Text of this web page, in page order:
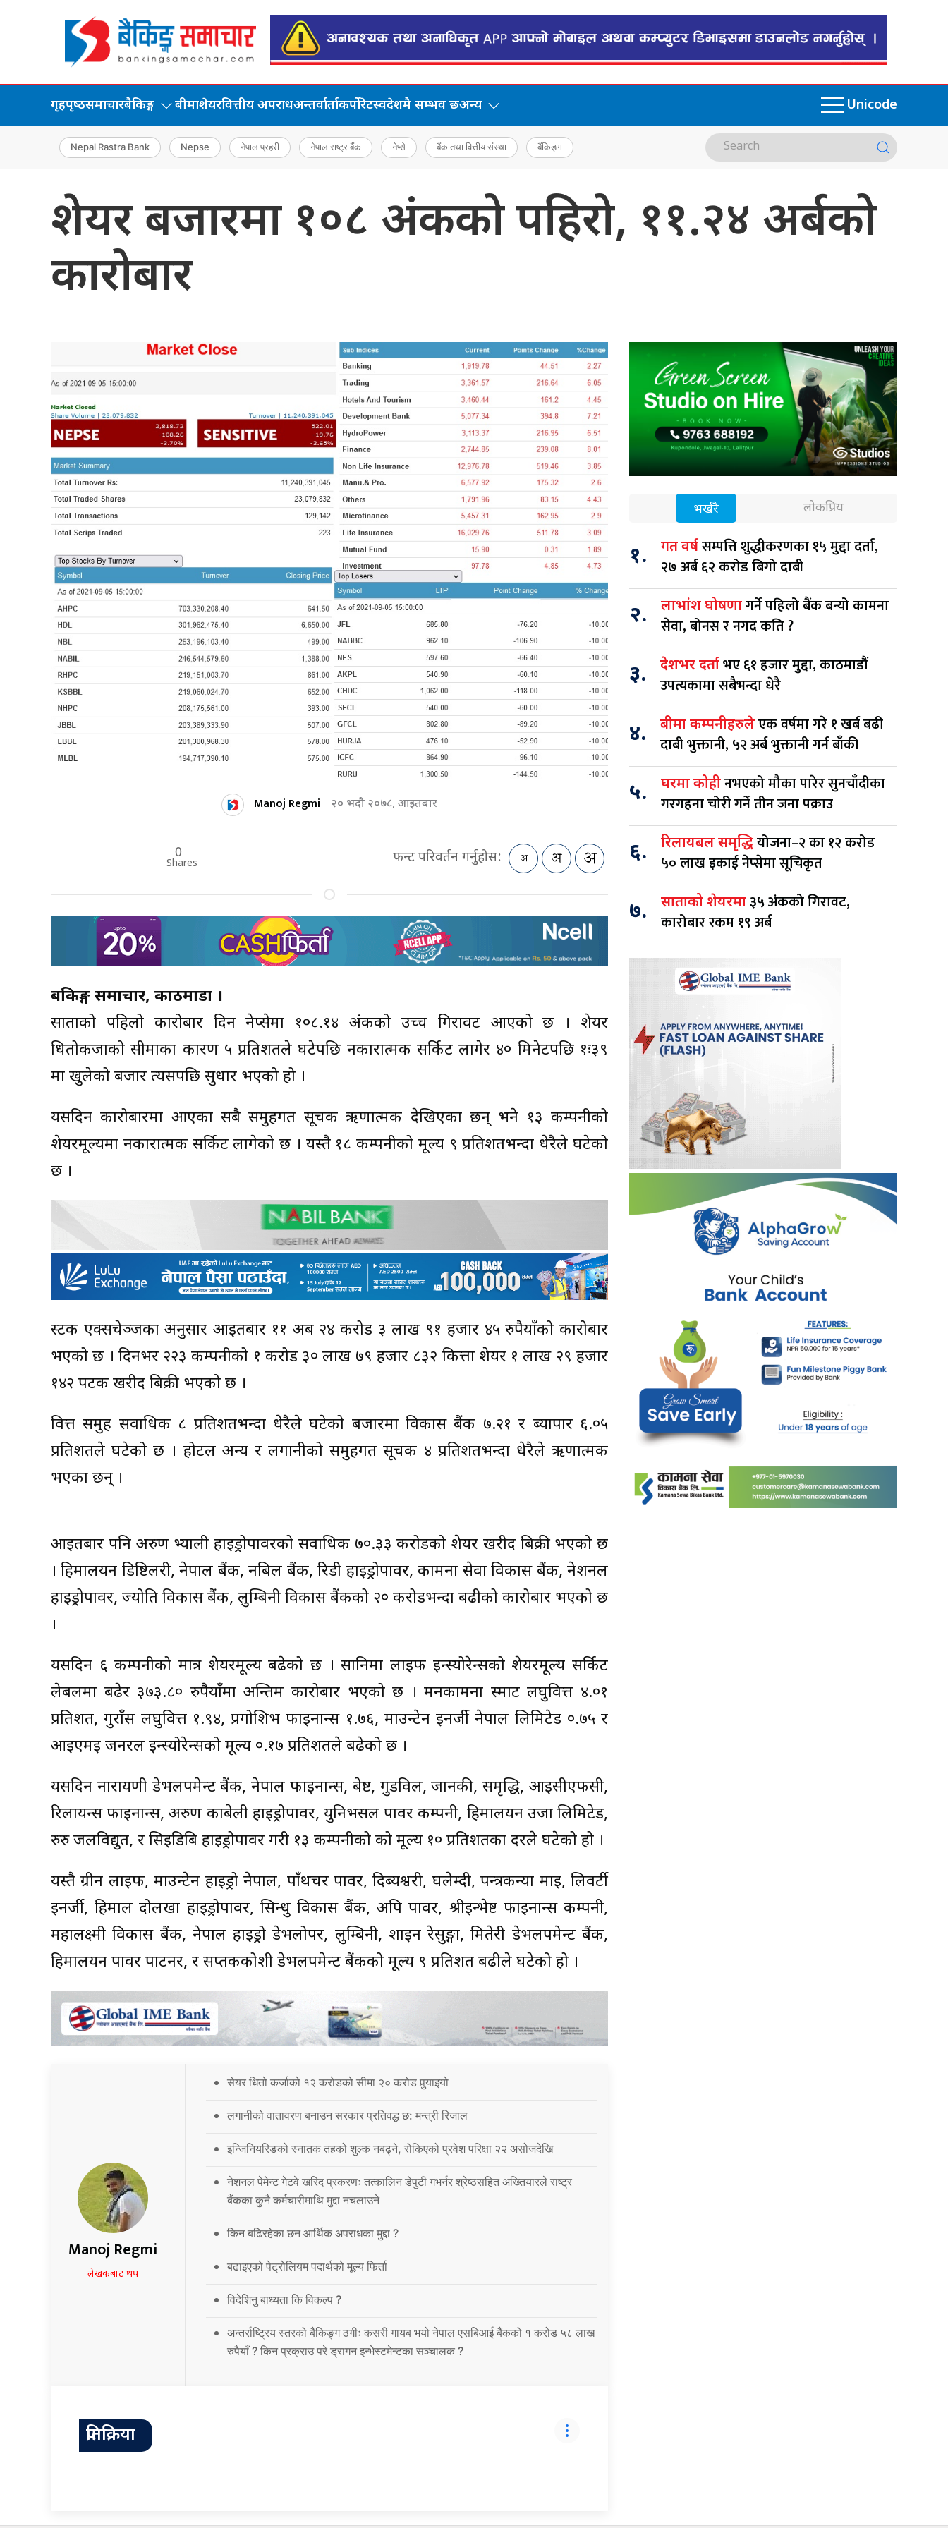
गृहपृष्‍ठसमाचारबैकिङ्ग बीमाशेयरवित्तीय अपराधअन्तर्वार्ताकर्पोरेटस्वदेशमै सम्भव छअन्य Unicode
Nepal Rastra Bank Nepse नेपाल प्रहरी नेपाल राष्ट्र बैंक नेप्से बैंक तथा वित्तीय संस्था बैंकिङ्ग
शेयर बजारमा १०८ अंकको पहिरो, ११.२४ अर्बको
कारोबार
Manoj Regmi २० भदौ २०७८, आइतबार
0
Shares फन्ट परिवर्तन गर्नुहोस:
बैंकिङ्ग समाचार, काठमाडौं ।
साताको पहिलो कारोबार दिन नेप्सेमा १०८.१४ अंकको उच्च गिरावट आएको छ । शेयर
धितोकर्जाको सीमाका कारण ५ प्रतिशतले घटेपछि नकारात्मक सर्किट लागेर ४० मिनेटपछि १ः३९
मा खुलेको बजार त्यसपछि सुधार भएको हो ।
यसदिन कारोबारमा आएका सबै समुहगत सूचक ऋणात्मक देखिएका छन् भने १३ कम्पनीको
शेयरमूल्यमा नकारात्मक सर्किट लागेको छ । यस्तै १८ कम्पनीको मूल्य ९ प्रतिशतभन्दा धेरैले घटेको
छ ।
स्टक एक्सचेञ्जका अनुसार आइतबार ११ अर्ब २४ करोड ३ लाख ९१ हजार ४५ रुपैयाँको कारोबार
भएको छ । दिनभर २२३ कम्पनीको १ करोड ३० लाख ७९ हजार ८३२ कित्ता शेयर १ लाख २९ हजार
१४२ पटक खरीद बिक्री भएको छ ।
वित्त समुह सर्वाधिक ८ प्रतिशतभन्दा धेरैले घटेको बजारमा विकास बैंक ७.२१ र ब्यापार ६.०५
प्रतिशतले घटेको छ । होटल अन्य र लगानीको समुहगत सूचक ४ प्रतिशतभन्दा धेरैले ऋणात्मक
भएका छन् ।
आइतबार पनि अरुण भ्याली हाइड्रोपावरको सर्वाधिक ७०.३३ करोडको शेयर खरीद बिक्री भएको छ
। हिमालयन डिष्टिलरी, नेपाल बैंक, नबिल बैंक, रिडी हाइड्रोपावर, कामना सेवा विकास बैंक, नेशनल
हाइड्रोपावर, ज्योति विकास बैंक, लुम्बिनी विकास बैंकको २० करोडभन्दा बढीको कारोबार भएको छ
।
यसदिन ६ कम्पनीको मात्र शेयरमूल्य बढेको छ । सानिमा लाइफ इन्स्योरेन्सको शेयरमूल्य सर्किट
लेबलमा बढेर ३७३.८० रुपैयाँमा अन्तिम कारोबार भएको छ । मनकामना स्मार्ट लघुवित्त ४.०१
प्रतिशत, गुराँस लघुवित्त १.९४, प्रगोशिभ फाइनान्स १.७६, माउन्टेन इनर्जी नेपाल लिमिटेड ०.७५ र
आइएमई जनरल इन्स्योरेन्सको मूल्य ०.१७ प्रतिशतले बढेको छ ।
यसदिन नारायणी डेभलपमेन्ट बैंक, नेपाल फाइनान्स, बेष्ट, गुडविल, जानकी, समृद्धि, आईसीएफसी,
रिलायन्स फाइनान्स, अरुण काबेली हाइड्रोपावर, युनिभर्सल पावर कम्पनी, हिमालयन उर्जा लिमिटेड,
रुरु जलविद्युत, र सिइडिबि हाइड्रोपावर गरी १३ कम्पनीको को मूल्य १० प्रतिशतका दरले घटेको हो ।
यस्तै ग्रीन लाइफ, माउन्टेन हाइड्रो नेपाल, पाँथचर पावर, दिब्यश्वरी, घलेम्दी, पन्त्रकन्या माई, लिवर्टी
इनर्जी, हिमाल दोलखा हाइड्रोपावर, सिन्धु विकास बैंक, अपि पावर, श्रीइन्भेष्ट फाइनान्स कम्पनी,
महालक्ष्मी विकास बैंक, नेपाल हाइड्रो डेभलोपर, लुम्बिनी, शाईन रेसुङ्गा, मितेरी डेभलपमेन्ट बैंक,
हिमालयन पावर पार्टनर, र सप्तककोशी डेभलपमेन्ट बैंकको मूल्य ९ प्रतिशत बढीले घटेको हो ।
Manoj Regmi
लेखकबाट थप
सेयर धितो कर्जाको १२ करोडको सीमा २० करोड पुर्‍याइयो
लगानीको वातावरण बनाउन सरकार प्रतिवद्ध छ: मन्त्री रिजाल
इन्जिनियरिङको स्नातक तहको शुल्क नबढ्ने, रोकिएको प्रवेश परिक्षा २२ असोजदेखि
नेशनल पेमेन्ट गेटवे खरिद प्रकरणः तत्कालिन डेपुटी गभर्नर श्रेष्ठसहित अख्तियारले राष्ट्र
बैंकका कुनै कर्मचारीमाथि मुद्दा नचलाउने
किन बढिरहेका छन आर्थिक अपराधका मुद्दा ?
बढाइएको पेट्रोलियम पदार्थको मूल्य फिर्ता
विदेशिनु बाध्यता कि विकल्प ?
अन्तर्राष्ट्रिय स्तरको बैंकिङ्ग ठगीः कसरी गायब भयो नेपाल एसबिआई बैंकको १ करोड ५८ लाख
रुपैयाँ ? किन प्रक्राउ परे ड्रागन इन्भेस्टमेन्टका सञ्चालक ?
प्रतिक्रिया
भर्खरै लोकप्रिय
१. गत वर्षसम्पत्ति शुद्धीकरणका १५ मुद्दा दर्ता,
२७ अर्ब ६२ करोड बिगो दाबी
२. लाभांश घोषणागर्ने पहिलो बैंक बन्यो कामना
सेवा, बोनस र नगद कति ?
३. देशभर दर्ताभए ६१ हजार मुद्दा, काठमाडौं
उपत्यकामा सबैभन्दा धेरै
४. बीमा कम्पनीहरुलेएक वर्षमा गरे १ खर्ब बढी
दाबी भुक्तानी, ५२ अर्ब भुक्तानी गर्न बाँकी
५. घरमा कोहीनभएको मौका पारेर सुनचाँदीका
गरगहना चोरी गर्ने तीन जना पक्राउ
६. रिलायबल समृद्धियोजना–२ का १२ करोड
५० लाख इकाई नेप्सेमा सूचिकृत
७. साताको शेयरमा३५ अंकको गिरावट,
कारोबार रकम १९ अर्ब